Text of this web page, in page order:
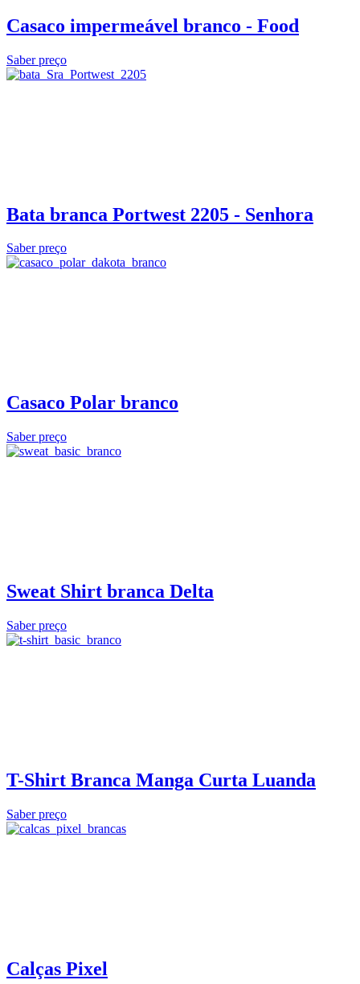
Casaco impermeável branco - Food
Saber preço
Bata branca Portwest 2205 - Senhora
Saber preço
Casaco Polar branco
Saber preço
Sweat Shirt branca Delta
Saber preço
T-Shirt Branca Manga Curta Luanda
Saber preço
Calças Pixel